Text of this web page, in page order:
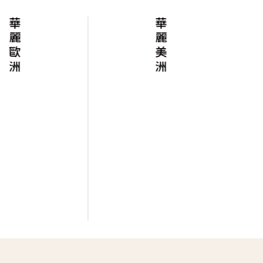
華麗歐洲 華麗美洲